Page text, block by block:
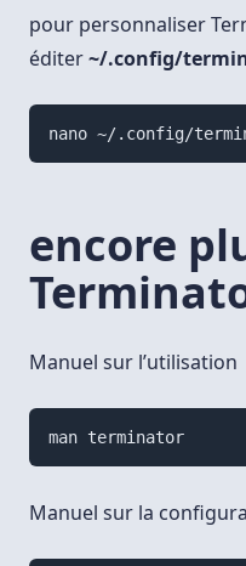
pour personnaliser
éditer~/.config/
encore
Manuel sur l’utilisation
man terminator
Manuel sur la